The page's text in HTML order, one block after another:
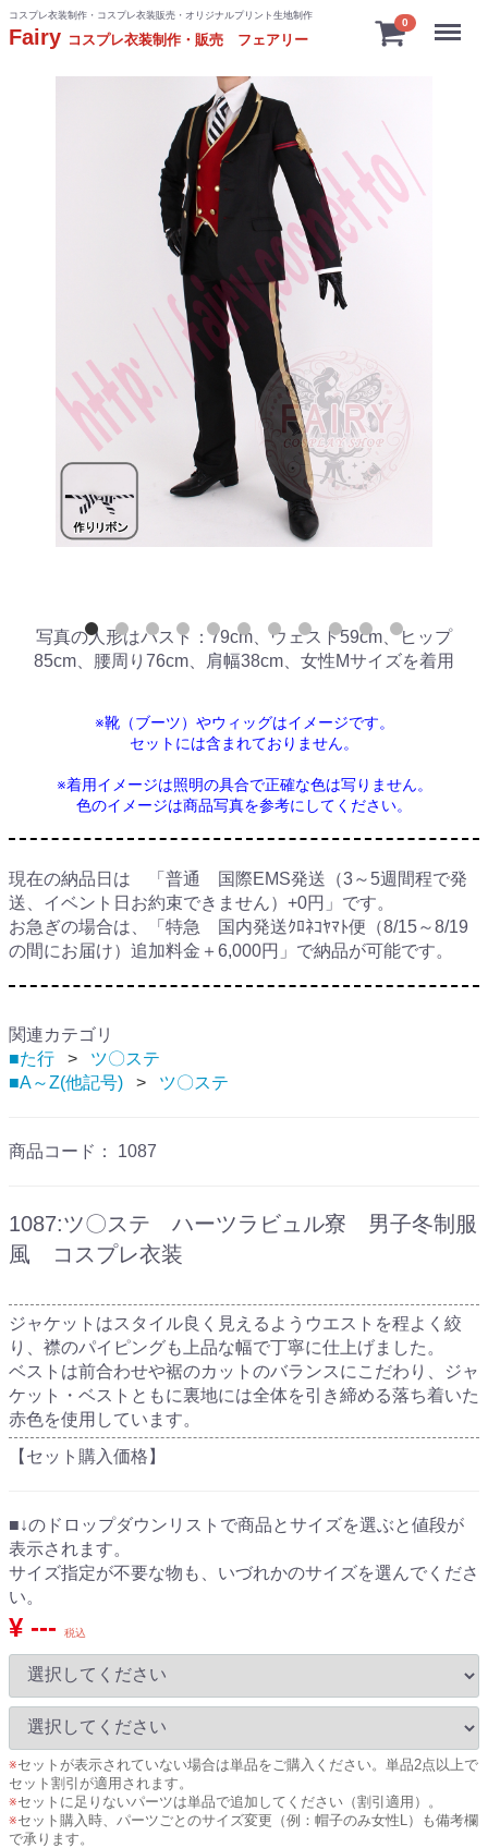
コスプレ衣装制作・コスプレ衣装販売・オリジナルプリント生地制作
Fairy コスプレ衣装制作・販売 フェアリー
0 Menu
写真の人形はバスト：79cm、ウェスト59cm、ヒップ
85cm、腰周り76cm、肩幅38cm、女性Mサイズを着用
※靴（ブーツ）やウィッグはイメージです。
セットには含まれておりません。
※着用イメージは照明の具合で正確な色は写りません。
色のイメージは商品写真を参考にしてください。
現在の納品日は 「普通 国際EMS発送（3～5週間程で発
送、イベント日お約束できません）+0円」です。
お急ぎの場合は、「特急 国内発送ｸﾛﾈｺﾔﾏﾄ便（8/15～8/19
の間にお届け）追加料金＋6,000円」で納品が可能です。
関連カテゴリ
■た行
ツ〇ステ
■A～Z(他記号)
ツ〇ステ
商品コード： 1087
1087:ツ〇ステ ハーツラビュル寮 男子冬制服
風 コスプレ衣装
ジャケットはスタイル良く見えるようウエストを程よく絞
り、襟のパイピングも上品な幅で丁寧に仕上げました。
ベストは前合わせや裾のカットのバランスにこだわり、ジャ
ケット・ベストともに裏地には全体を引き締める落ち着いた
赤色を使用しています。
【セット購入価格】
■↓のドロップダウンリストで商品とサイズを選ぶと値段が
表示されます。
サイズ指定が不要な物も、いづれかのサイズを選んでくださ
い。
¥ --- 税込
※セットが表示されていない場合は単品をご購入ください。単品2点以上で
セット割引が適用されます。
※セットに足りないパーツは単品で追加してください（割引適用）。
※セット購入時、パーツごとのサイズ変更（例：帽子のみ女性L）も備考欄
で承ります。